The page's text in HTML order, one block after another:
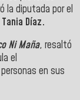
la diputada por el
Tania Díaz.
Ni Maña, resaltó
el
en sus